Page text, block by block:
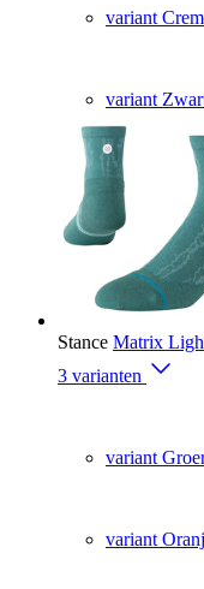
variant
variant
Stance Matrix
3 varianten
variant
variant